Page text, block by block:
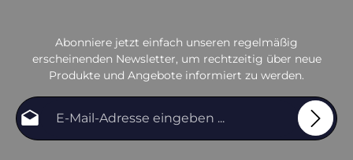
Abonniere jetzt einfach unseren regelmäßig
erscheinenden Newsletter, um rechtzeitig über neue
Produkte und Angebote informiert zu werden.